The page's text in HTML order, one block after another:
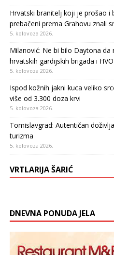
Hrvatski branitelj koji je prošao i
prebačeni prema Grahovu znali
5. kolovoza 2026.
Milanović: Ne bi bilo Daytona da
hrvatskih gardijskih brigada i
5. kolovoza 2026.
Ispod kožnih jakni kuca veliko
više od 3.300 doza krvi
5. kolovoza 2026.
Tomislavgrad: Autentičan
turizma
5. kolovoza 2026.
VRTLARIJA ŠARIĆ
DNEVNA PONUDA JELA